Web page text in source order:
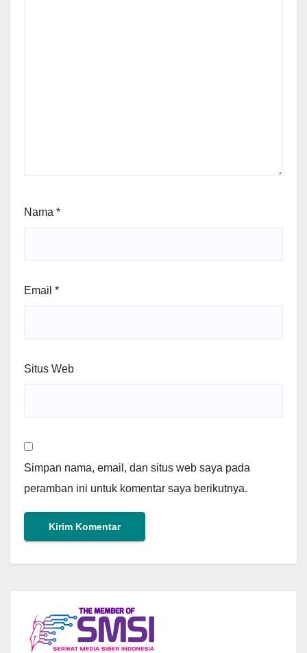
Nama *
Email *
Situs Web
Simpan nama, email, dan situs web saya pada
peramban ini untuk komentar saya berikutnya.